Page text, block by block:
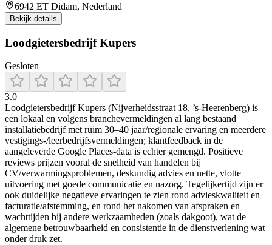
6942 ET Didam, Nederland
Bekijk details
Loodgietersbedrijf Kupers
Gesloten
3.0
Loodgietersbedrijf Kupers (Nijverheidsstraat 18, ’s-Heerenberg) is
een lokaal en volgens branchevermeldingen al lang bestaand
installatiebedrijf met ruim 30–40 jaar/regionale ervaring en meerdere
vestigings-/leerbedrijfsvermeldingen; klantfeedback in de
aangeleverde Google Places-data is echter gemengd. Positieve
reviews prijzen vooral de snelheid van handelen bij
CV/verwarmingsproblemen, deskundig advies en nette, vlotte
uitvoering met goede communicatie en nazorg. Tegelijkertijd zijn er
ook duidelijke negatieve ervaringen te zien rond advieskwaliteit en
facturatie/afstemming, en rond het nakomen van afspraken en
wachttijden bij andere werkzaamheden (zoals dakgoot), wat de
algemene betrouwbaarheid en consistentie in de dienstverlening wat
onder druk zet.